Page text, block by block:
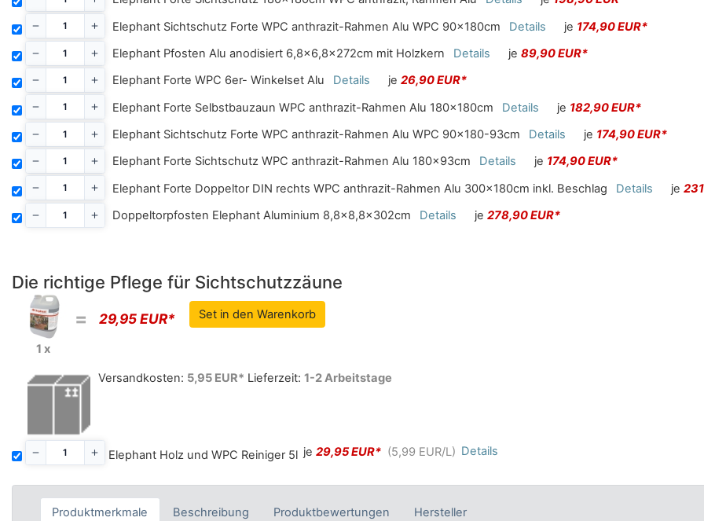
Elephant Sichtschutz Forte WPC anthrazit-Rahmen Alu WPC 90x180cm
Details je 174,90 EUR*
Elephant Pfosten Alu anodisiert 6,8x6,8x272cm mit Holzkern
Details je 89,90 EUR*
Elephant Forte WPC 6er- Winkelset Alu
Details je 26,90 EUR*
Elephant Forte Selbstbauzaun WPC anthrazit-Rahmen Alu 180x180cm
Details je 182,90 EUR*
Elephant Sichtschutz Forte WPC anthrazit-Rahmen Alu WPC 90x180-93cm
Details je 174,90 EUR*
Elephant Forte Sichtschutz WPC anthrazit-Rahmen Alu 180x93cm
Details je 174,90 EUR*
Elephant Forte Doppeltor DIN rechts WPC anthrazit-Rahmen Alu 300x180cm inkl. Beschlag
Details je
Doppeltorpfosten Elephant Aluminium 8,8x8,8x302cm
Details je 278,90 EUR*
Die richtige Pflege für Sichtschutzzäune
1 x
= 29,95 EUR*
Versandkosten: 5,95 EUR* Lieferzeit: 1-2 Arbeitstage
Elephant Holz und WPC Reiniger 5l je 29,95 EUR* (5,99 EUR/L) Details
Produktmerkmale Beschreibung Produktbewertungen Hersteller